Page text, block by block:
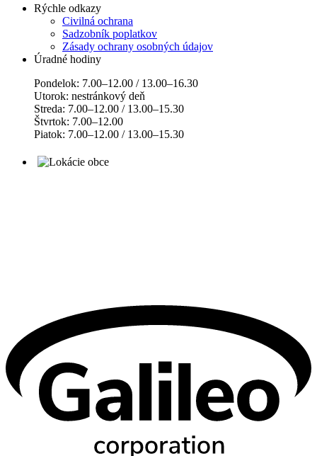
Rýchle odkazy
Civilná ochrana
Sadzobník poplatkov
Zásady ochrany osobných údajov
Úradné hodiny
Pondelok: 7.00–12.00 / 13.00–16.30
Utorok: nestránkový deň
Streda: 7.00–12.00 / 13.00–15.30
Štvrtok: 7.00–12.00
Piatok: 7.00–12.00 / 13.00–15.30